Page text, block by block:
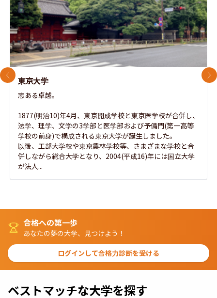
東京大学
志ある卓越。
1877(明治10)年4月、東京開成学校と東京医学校が合併し、
法学、理学、文学の3学部と医学部および予備門(第一高等
学校の前身)で構成される東京大学が誕生しました。
以後、工部大学校や東京農林学校等、さまざまな学校と合
併しながら総合大学となり、2004(平成16)年には国立大学
が法人...
前のスライド 次
合格への第一歩
あなたの夢の大学、見つけよう！
ログインして合格力診断を受ける
ベストマッチな大学を探す